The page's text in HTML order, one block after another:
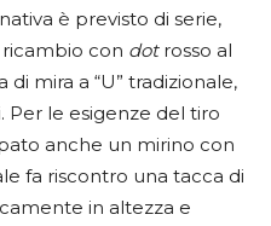
è previsto di serie,
con dot rosso al
mira a “U” tradizionale,
Per le esigenze del tiro
anche un mirino con
fa riscontro una tacca di
in altezza e